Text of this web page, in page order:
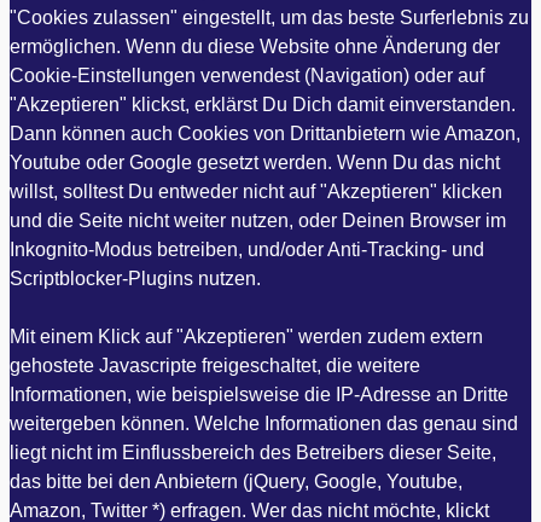
"Cookies zulassen" eingestellt, um das beste Surferlebnis zu
ermöglichen. Wenn du diese Website ohne Änderung der
Cookie-Einstellungen verwendest (Navigation) oder auf
"Akzeptieren" klickst, erklärst Du Dich damit einverstanden.
Dann können auch Cookies von Drittanbietern wie Amazon,
Youtube oder Google gesetzt werden. Wenn Du das nicht
willst, solltest Du entweder nicht auf "Akzeptieren" klicken
und die Seite nicht weiter nutzen, oder Deinen Browser im
Inkognito-Modus betreiben, und/oder Anti-Tracking- und
Scriptblocker-Plugins nutzen.
Mit einem Klick auf "Akzeptieren" werden zudem extern
gehostete Javascripte freigeschaltet, die weitere
Informationen, wie beispielsweise die IP-Adresse an Dritte
weitergeben können. Welche Informationen das genau sind
liegt nicht im Einflussbereich des Betreibers dieser Seite,
das bitte bei den Anbietern (jQuery, Google, Youtube,
Amazon, Twitter *) erfragen. Wer das nicht möchte, klickt